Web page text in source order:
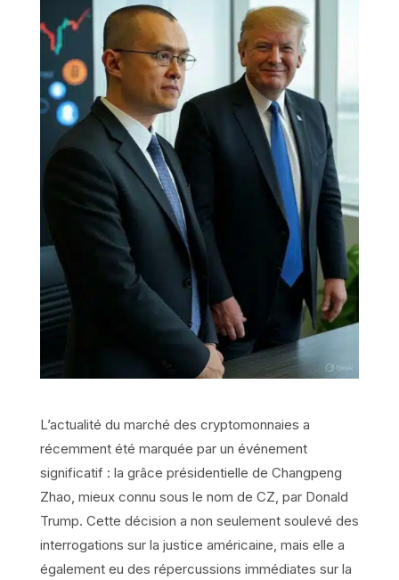
L’actualité du marché des cryptomonnaies a
récemment été marquée par un événement
significatif : la grâce présidentielle de Changpeng
Zhao, mieux connu sous le nom de CZ, par Donald
Trump. Cette décision a non seulement soulevé des
interrogations sur la justice américaine, mais elle a
également eu des répercussions immédiates sur la